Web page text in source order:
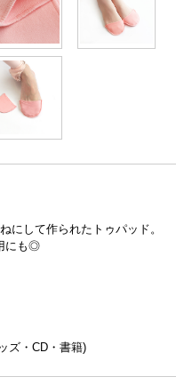
にして作られたトゥパッド。
にも◎
ズ・CD・書籍)